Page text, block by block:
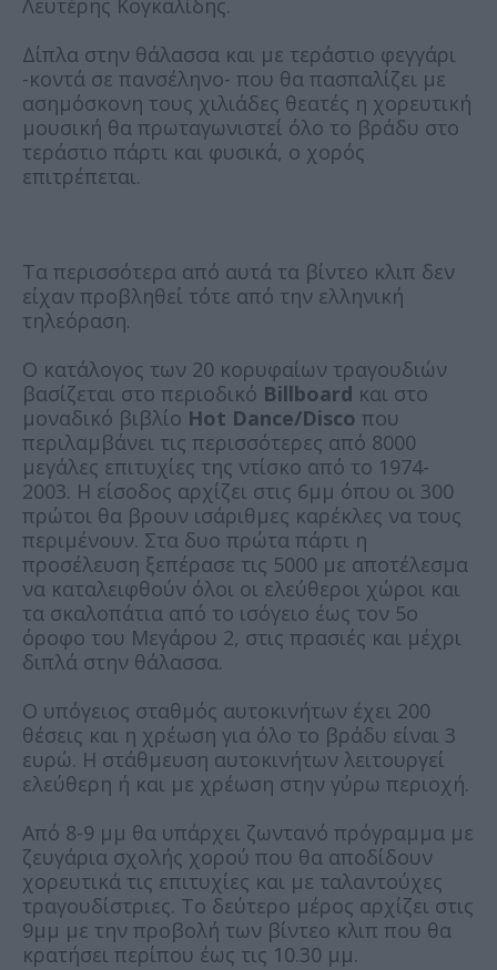
Λευτέρης Κογκαλίδης.
Δίπλα στην θάλασσα και με τεράστιο φεγγάρι
-κοντά σε πανσέληνο- που θα πασπαλίζει με
ασημόσκονη τους χιλιάδες θεατές η χορευτική
μουσική θα πρωταγωνιστεί όλο το βράδυ στο
τεράστιο πάρτι και φυσικά, ο χορός
επιτρέπεται.
Τα περισσότερα από αυτά τα βίντεο κλιπ δεν
είχαν προβληθεί τότε από την ελληνική
τηλεόραση.
Ο κατάλογος των 20 κορυφαίων τραγουδιών
βασίζεται στο περιοδικό Billboard και στο
μοναδικό βιβλίο Hot Dance/Disco που
περιλαμβάνει τις περισσότερες από 8000
μεγάλες επιτυχίες της ντίσκο από το 1974-
2003. Η είσοδος αρχίζει στις 6μμ όπου οι 300
πρώτοι θα βρουν ισάριθμες καρέκλες να τους
περιμένουν. Στα δυο πρώτα πάρτι η
προσέλευση ξεπέρασε τις 5000 με αποτέλεσμα
να καταλειφθούν όλοι οι ελεύθεροι χώροι και
τα σκαλοπάτια από το ισόγειο έως τον 5ο
όροφο του Μεγάρου 2, στις πρασιές και μέχρι
διπλά στην θάλασσα.
Ο υπόγειος σταθμός αυτοκινήτων έχει 200
θέσεις και η χρέωση για όλο το βράδυ είναι 3
ευρώ. Η στάθμευση αυτοκινήτων λειτουργεί
ελεύθερη ή και με χρέωση στην γύρω περιοχή.
Από 8-9 μμ θα υπάρχει ζωντανό πρόγραμμα με
ζευγάρια σχολής χορού που θα αποδίδουν
χορευτικά τις επιτυχίες και με ταλαντούχες
τραγουδίστριες. Το δεύτερο μέρος αρχίζει στις
9μμ με την προβολή των βίντεο κλιπ που θα
κρατήσει περίπου έως τις 10.30 μμ.